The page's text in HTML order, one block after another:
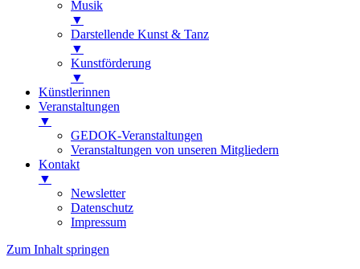
Musik
▼
Darstellende Kunst & Tanz
▼
Kunstförderung
▼
Künstlerinnen
Veranstaltungen
▼
GEDOK-Veranstaltungen
Veranstaltungen von unseren Mitgliedern
Kontakt
▼
Newsletter
Datenschutz
Impressum
Zum Inhalt springen